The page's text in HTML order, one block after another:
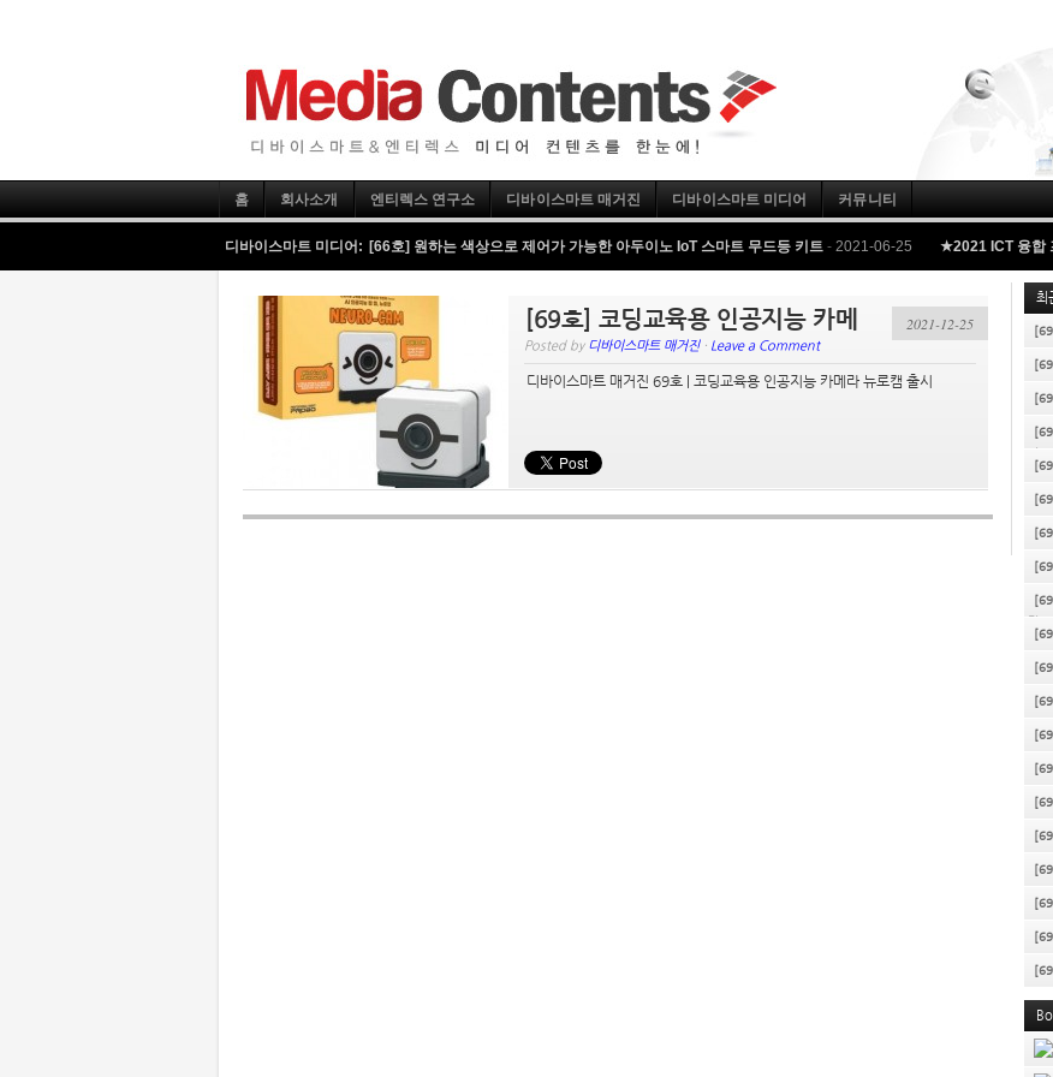
홈 회사소개 엔티렉스 연구소 디바이스마트 매거진 디바이스마트 미디어 커뮤니티
디바이스마트 미디어: [66호] 원하는 색상으로 제어가 가능한 아두이노 IoT 스마트 무드등 키트 - 2021-06-25 ★2021 ICT 융합
[69호] 코딩교육용 인공지능 카메
라 뉴로캠 출시
2021-12-25
Posted by 디바이스마트 매거진· Leave a Comment
디바이스마트 매거진 69호 | 코딩교육용 인공지능 카메라 뉴로캠 출시
최